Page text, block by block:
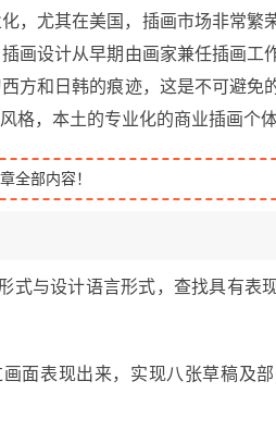
，尤其在美国，插画市场非常繁
画设计从早期由画家兼任插画工
方和日韩的痕迹，这是不可避免
格，本土的专业化的商业插画个
全部内容！
式与设计语言形式，查找具有表
面表现出来，实现八张草稿及